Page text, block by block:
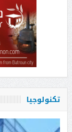
تكنولوجيا